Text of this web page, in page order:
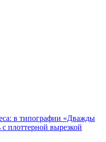
в типографии «Дважды
с плоттерной вырезкой